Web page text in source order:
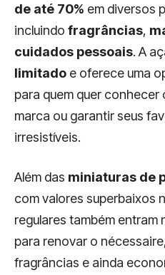
de até 70% em diversos
incluindo fragrâncias,
cuidados pessoais. A
limitado e oferece uma
para quem quer conhecer
marca ou garantir seus
irresistíveis.
Além das miniaturas de
com valores superbaixos
regulares também entram
para renovar o
fragrâncias e ainda